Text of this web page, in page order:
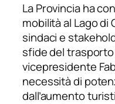
La Provincia ha
mobilità al Lago di
sindaci e
sfide del
vicepresidente
necessità di
dall’aumento